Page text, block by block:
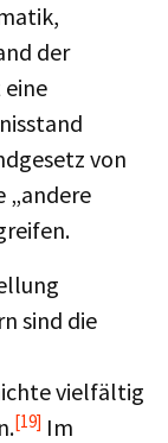
der
eine
von
„andere
sind die
vielfältig
[19] Im